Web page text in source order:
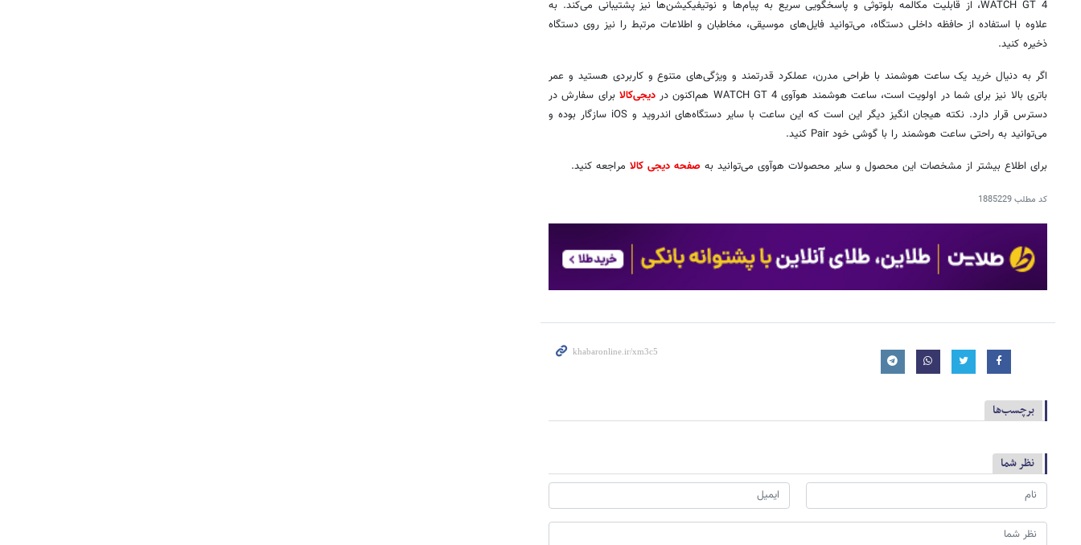
WATCH GT 4، از قابلیت مکالمه بلوتوثی و پاسخگویی سریع به پیام‌ها و نوتیفیکیشن‌ها نیز پشتیبانی می‌کند. به
علاوه با استفاده از حافظه داخلی دستگاه، می‌توانید فایل‌های موسیقی، مخاطبان و اطلاعات مرتبط را نیز روی دستگاه
ذخیره کنید.
اگر به دنیال خرید یک ساعت هوشمند با طراحی مدرن، عملکرد قدرتمند و ویژگی‌های متنوع و کاربردی هستید و عمر
باتری بالا نیز برای شما در اولویت است، ساعت هوشمند هوآوی WATCH GT 4 هم‌اکنون در
دیجی‌کالا برای سفارش در
دسترس قرار دارد. نکته هیجان انگیز دیگر این است که این ساعت با سایر دستگاه‌های اندروید و iOS سازگار بوده و
می‌توانید به راحتی ساعت هوشمند را با گوشی خود Pair کنید.
برای اطلاع بیشتر از مشخصات این محصول و سایر محصولات هوآوی می‌توانید به صفحه دیجی کالا مراجعه کنید.
کد مطلب1885229
برچسب‌ها
نظر شما